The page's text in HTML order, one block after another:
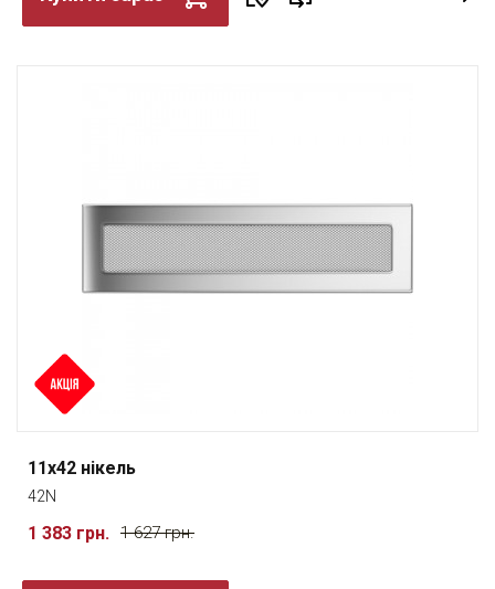
11x42 нікель
42N
1 383 грн. 1 627 грн.